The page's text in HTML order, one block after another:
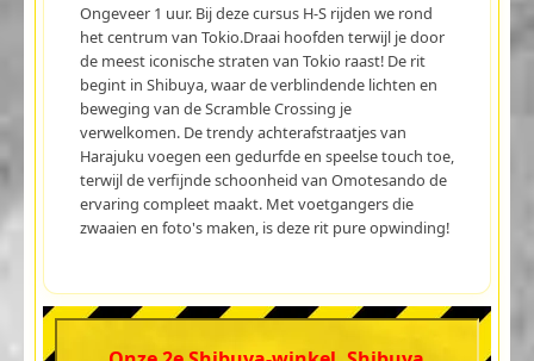
Ongeveer 1 uur. Bij deze cursus H-S rijden we rond
het centrum van Tokio.Draai hoofden terwijl je door
de meest iconische straten van Tokio raast! De rit
begint in Shibuya, waar de verblindende lichten en
beweging van de Scramble Crossing je
verwelkomen. De trendy achterafstraatjes van
Harajuku voegen een gedurfde en speelse touch toe,
terwijl de verfijnde schoonheid van Omotesando de
ervaring compleet maakt. Met voetgangers die
zwaaien en foto's maken, is deze rit pure opwinding!